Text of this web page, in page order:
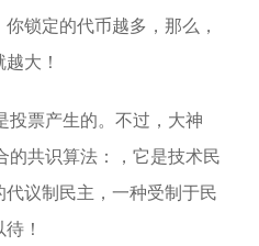
锁定的代币越多，那么，
大！
投票产生的。不过，大神
的共识算法：，它是技术民
议制民主，一种受制于民
！